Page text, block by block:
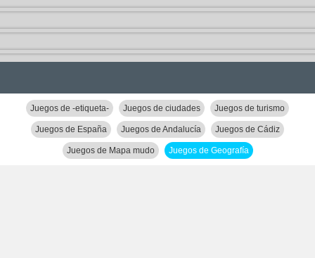
Juegos de -etiqueta- Juegos de ciudades Juegos de turismo
Juegos de España Juegos de Andalucía Juegos de Cádiz
Juegos de Mapa mudo Juegos de Geografía